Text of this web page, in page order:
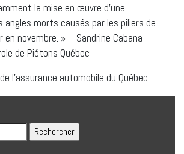
la mise en œuvre d’une
angles morts causés par les piliers de
en novembre. » – Sandrine Cabana-
de Piétons Québec
l’assurance automobile du Québec